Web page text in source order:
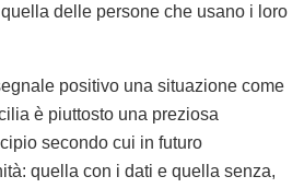
delle persone che usano i loro
positivo una situazione come
è piuttosto una preziosa
secondo cui in futuro
quella con i dati e quella senza,